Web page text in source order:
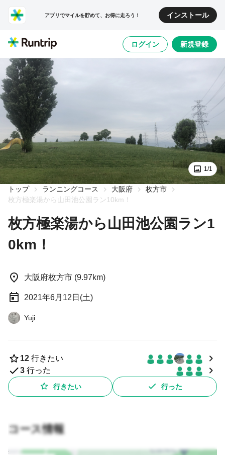
アプリでマイルを貯めて、お得に走ろう！ インストール
ログイン 新規登録
1/1
トップ ランニングコース 大阪府
枚方市
枚方極楽湯から山田池公園ラン10km！
枚方極楽湯から山田池公園ラン1
0km！
大阪府枚方市 (9.97km)
2021年6月12日(土)
Yuji
12 行きたい
3 行った
行きたい 行った
コース情報